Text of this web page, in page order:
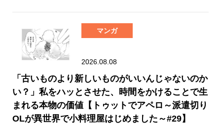
マンガ
2026.08.08
「古いものより新しいものがいいんじゃないのか
い？」私をハッとさせた、時間をかけることで生
まれる本物の価値【トゥットでアペロ～派遣切り
OLが異世界で小料理屋はじめました～#29】